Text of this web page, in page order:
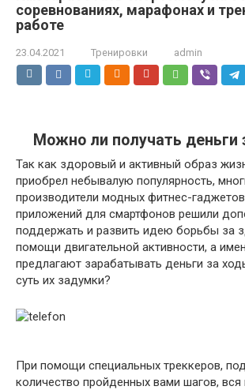
соревнованиях, марафонах и
работе
23.04.2021 Тренировки admin
Можно ли получать деньги
Так как здоровый и активный образ
приобрел небывалую популярность,
производители модных фитнес-
приложений для смартфонов решили
поддержать и развить идею борьбы за
помощи двигательной активности, а
предлагают зарабатывать деньги за
суть их задумки?
При помощи специальных треккеров,
количество пройденных вами шагов,